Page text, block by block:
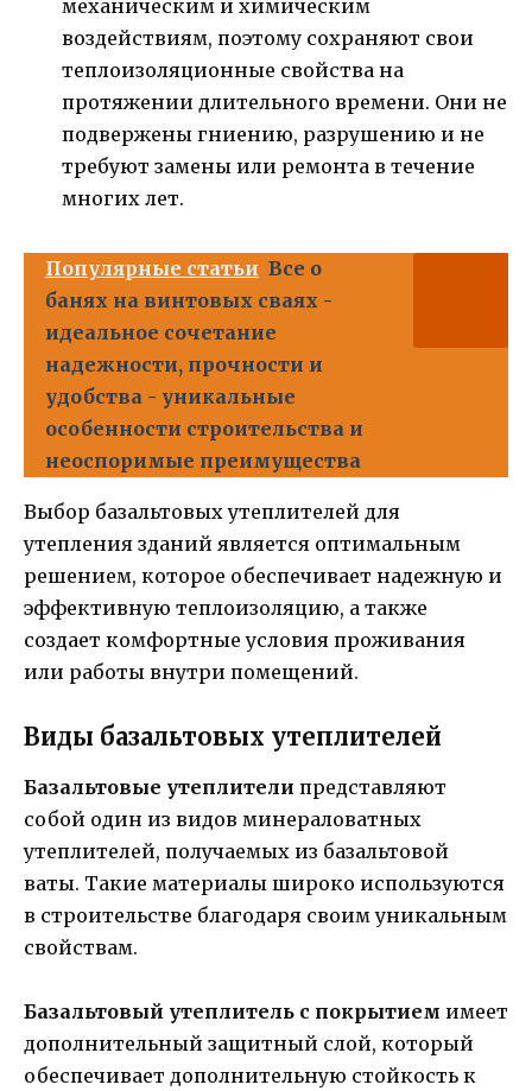
механическим и химическим
воздействиям, поэтому сохраняют свои
теплоизоляционные свойства на
протяжении длительного времени. Они не
подвержены гниению, разрушению и не
требуют замены или ремонта в течение
многих лет.
Популярные статьи Все о
банях на винтовых сваях -
идеальное сочетание
надежности, прочности и
удобства - уникальные
особенности строительства и
неоспоримые преимущества
Выбор базальтовых утеплителей для
утепления зданий является оптимальным
решением, которое обеспечивает надежную и
эффективную теплоизоляцию, а также
создает комфортные условия проживания
или работы внутри помещений.
Виды базальтовых утеплителей
Базальтовые утеплители представляют
собой один из видов минераловатных
утеплителей, получаемых из базальтовой
ваты. Такие материалы широко используются
в строительстве благодаря своим уникальным
свойствам.
Базальтовый утеплитель с покрытием имеет
дополнительный защитный слой, который
обеспечивает дополнительную стойкость к